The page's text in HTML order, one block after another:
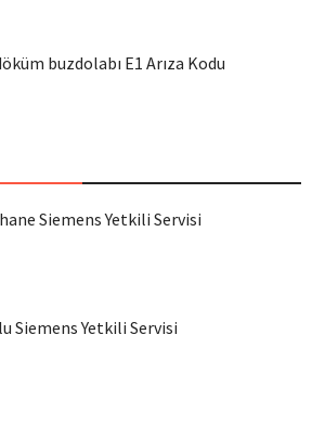
buzdolabı E1 Arıza Kodu
Siemens Yetkili Servisi
Siemens Yetkili Servisi